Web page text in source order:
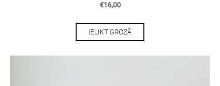
€16,00
IELIKT GROZĀ